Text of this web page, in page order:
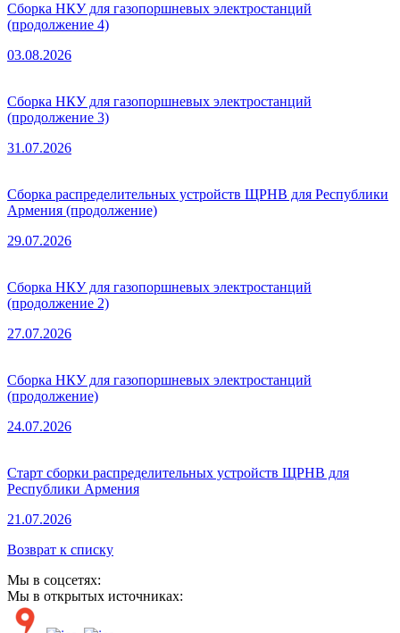
Сборка НКУ для газопоршневых электростанций
(продолжение 4)
03.08.2026
Сборка НКУ для газопоршневых электростанций
(продолжение 3)
31.07.2026
Сборка распределительных устройств ЩРНВ для Республики
Армения (продолжение)
29.07.2026
Сборка НКУ для газопоршневых электростанций
(продолжение 2)
27.07.2026
Сборка НКУ для газопоршневых электростанций
(продолжение)
24.07.2026
Старт сборки распределительных устройств ЩРНВ для
Республики Армения
21.07.2026
Возврат к списку
Мы в соцсетях:
Мы в открытых источниках: